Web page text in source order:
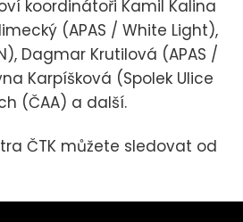
koordinátoři Kamil Kalina
(APAS / White Light),
Dagmar Krutilová (APAS /
Karpíšková (Spolek Ulice
(ČAA) a další.
ČTK můžete sledovat od